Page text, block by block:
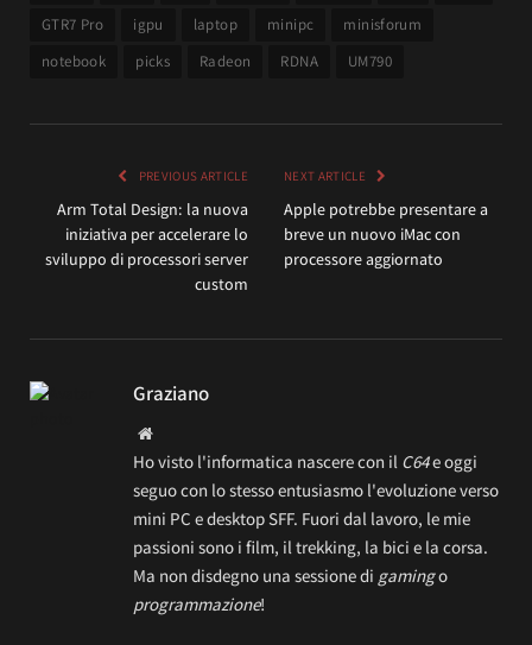
GTR7 Pro
igpu laptop minipc
minisforum
notebook
picks Radeon RDNA UM790
PREVIOUS ARTICLE
Arm Total Design: la nuova
iniziativa per accelerare lo
sviluppo di processori server
custom
NEXT ARTICLE
Apple potrebbe presentare a
breve un nuovo iMac con
processore aggiornato
Graziano
Website
Ho visto l'informatica nascere con il C64e oggi
seguo con lo stesso entusiasmo l'evoluzione verso
mini PC e desktop SFF. Fuori dal lavoro, le mie
passioni sono i film, il trekking, la bici e la corsa.
Ma non disdegno una sessione di gamingo
programmazione!